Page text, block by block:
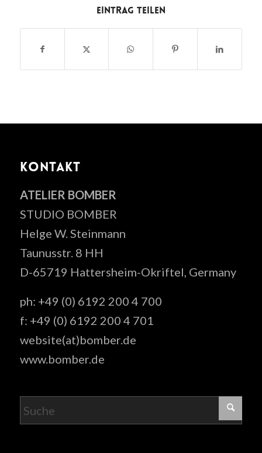
Eintrag teilen
KONTAKT
ATELIER BOMBER
STUDIO BOMBER
Helge W. Steinmann
Taunusstr. 8 HH
D-65719 Hattersheim-Okriftel, Germany
ph: +49 (0) 6192 200 4 700
f: +49 (0) 6192 200 4 701
website(at)bomber.de
www.bomber.de